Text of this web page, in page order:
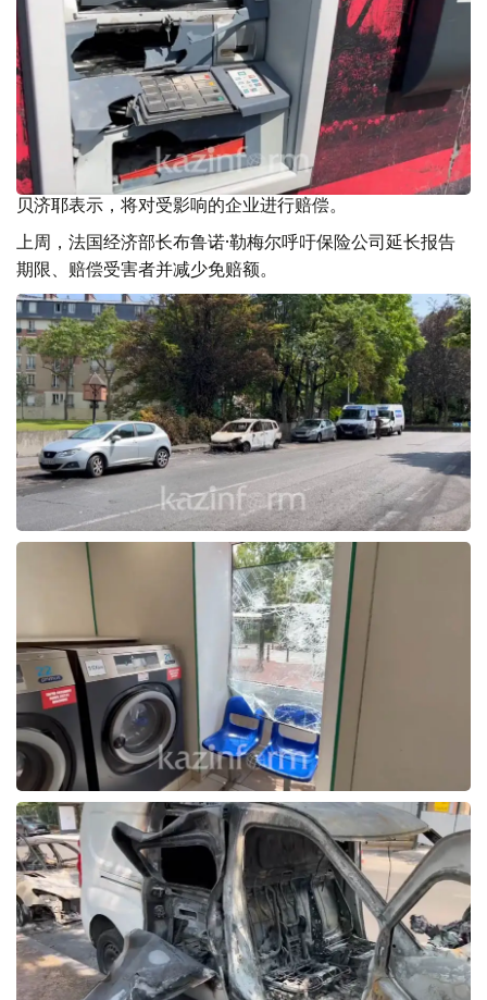
贝济耶表示，将对受影响的企业进行赔偿。
上周，法国经济部长布鲁诺·勒梅尔呼吁保险公司延长报告
期限、赔偿受害者并减少免赔额。